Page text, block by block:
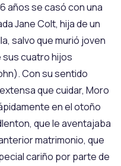
años se casó con una
Jane Colt, hija de un
salvo que murió joven
sus cuatro hijos
Con su sentido
que cuidar, Moro
en el otoño
que le aventajaba
matrimonio, que
cariño por parte de